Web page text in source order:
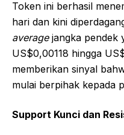
Token ini berhasil
hari dan kini
averagejangka pendek
US$0,00118 hingga
memberikan sinyal
mulai berpihak kepada
Support Kunci dan